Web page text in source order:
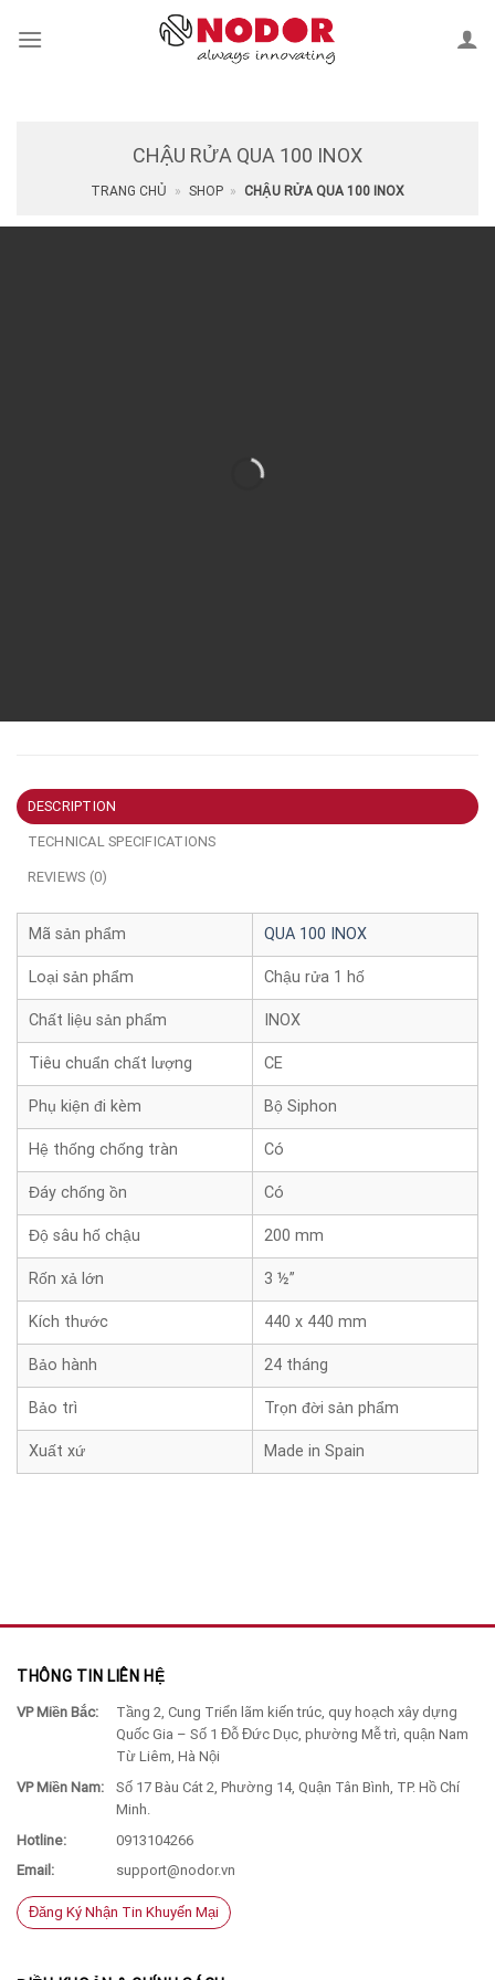
CHẬU RỬA QUA 100 INOX
TRANG CHỦ » SHOP » CHẬU RỬA QUA 100 INOX
DESCRIPTION
TECHNICAL SPECIFICATIONS
REVIEWS (0)
Mã sản phẩm QUA 100 INOX
Loại sản phẩm Chậu rửa 1 hố
Chất liệu sản phẩm INOX
Tiêu chuẩn chất lượng CE
Phụ kiện đi kèm Bộ Siphon
Hệ thống chống tràn Có
Đáy chống ồn Có
Độ sâu hố chậu 200 mm
Rốn xả lớn 3 ½”
Kích thước 440 x 440 mm
Bảo hành 24 tháng
Bảo trì Trọn đời sản phẩm
Xuất xứ Made in Spain
THÔNG TIN LIÊN HỆ
VP Miền Bắc:
Tầng 2, Cung Triển lãm kiến trúc, quy hoạch xây dựng
Quốc Gia – Số 1 Đỗ Đức Dục, phường Mễ trì, quận Nam
Từ Liêm, Hà Nội
VP Miền Nam:
Số 17 Bàu Cát 2, Phường 14, Quận Tân Bình, TP. Hồ Chí
Minh.
Hotline:
0913104266
Email:
support@nodor.vn
Đăng Ký Nhận Tin Khuyến Mại